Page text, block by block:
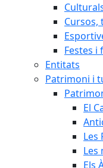
Cursos,
Festes i
Entitats
Patrimoni i
El
Les
Les
Els